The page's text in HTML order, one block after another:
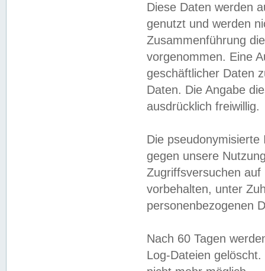
Diese Daten werden
genutzt und werden
Zusammenführung
vorgenommen. Eine
geschäftlicher Daten
Daten. Die Angabe
ausdrücklich freiwillig.
Die
gegen unsere
Zugriffsversuchen
vorbehalten, unter
personenbezogenen
Nach 60 Tagen
Log-Dateien